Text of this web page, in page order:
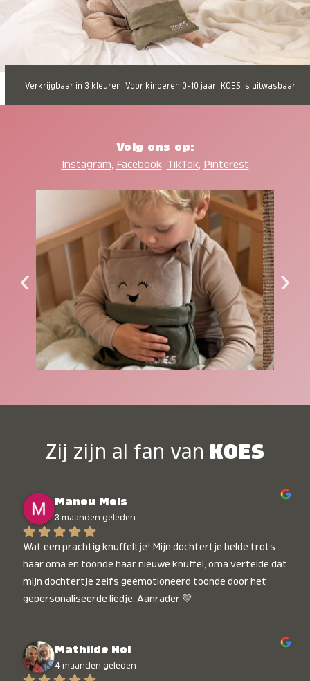
Verkrijgbaar in 3 kleuren Voor kinderen 0-10 jaar KOES is uitwasbaar
Volg ons op:
Instagram, Facebook, TikTok, Pinterest
‹ ›
Zij zijn al fan van KOES
Manou Mols
3 maanden geleden
Wat een prachtig knuffeltje! Mijn dochtertje belde trots
haar oma en toonde haar nieuwe knuffel, oma vertelde dat
mijn dochtertje zelfs geëmotioneerd toonde door het
gepersonaliseerde liedje. Aanrader 💛
Mathilde Hol
4 maanden geleden